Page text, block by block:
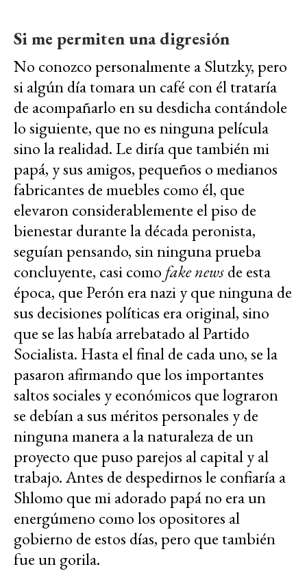
Si me permiten una digresión
No conozco personalmente a Slutzky, pero
si algún día tomara un café con él trataría
de acompañarlo en su desdicha contándole
lo siguiente, que no es ninguna película
sino la realidad. Le diría que también mi
papá, y sus amigos, pequeños o medianos
fabricantes de muebles como él, que
elevaron considerablemente el piso de
bienestar durante la década peronista,
seguían pensando, sin ninguna prueba
concluyente, casi como fake newsde esta
época, que Perón era nazi y que ninguna de
sus decisiones políticas era original, sino
que se las había arrebatado al Partido
Socialista. Hasta el final de cada uno, se la
pasaron afirmando que los importantes
saltos sociales y económicos que lograron
se debían a sus méritos personales y de
ninguna manera a la naturaleza de un
proyecto que puso parejos al capital y al
trabajo. Antes de despedirnos le confiaría a
Shlomo que mi adorado papá no era un
energúmeno como los opositores al
gobierno de estos días, pero que también
fue un gorila.